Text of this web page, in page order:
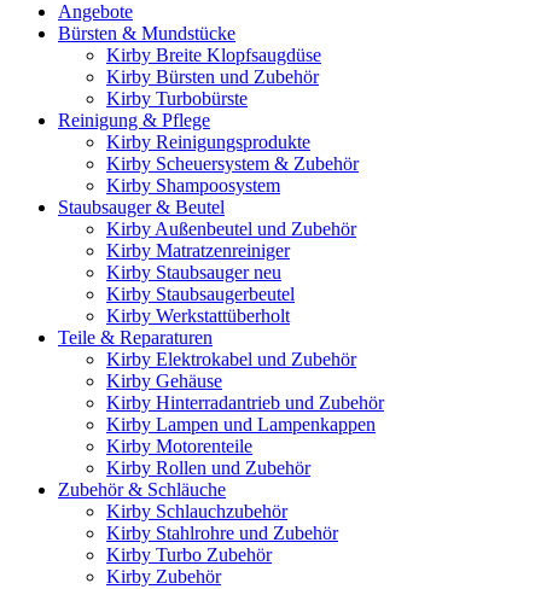
Angebote
Bürsten & Mundstücke
Kirby Breite Klopfsaugdüse
Kirby Bürsten und Zubehör
Kirby Turbobürste
Reinigung & Pflege
Kirby Reinigungsprodukte
Kirby Scheuersystem & Zubehör
Kirby Shampoosystem
Staubsauger & Beutel
Kirby Außenbeutel und Zubehör
Kirby Matratzenreiniger
Kirby Staubsauger neu
Kirby Staubsaugerbeutel
Kirby Werkstattüberholt
Teile & Reparaturen
Kirby Elektrokabel und Zubehör
Kirby Gehäuse
Kirby Hinterradantrieb und Zubehör
Kirby Lampen und Lampenkappen
Kirby Motorenteile
Kirby Rollen und Zubehör
Zubehör & Schläuche
Kirby Schlauchzubehör
Kirby Stahlrohre und Zubehör
Kirby Turbo Zubehör
Kirby Zubehör